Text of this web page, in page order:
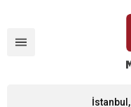
İstanbul,